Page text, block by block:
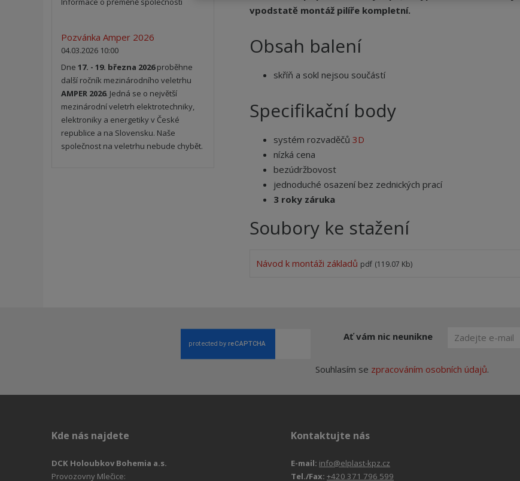
vpodstatě montáž pilíře kompletní.
Obsah balení
skříň a sokl nejsou součástí
Specifikační body
systém rozvaděčů 3D
nízká cena
bezúdržbovost
jednoduché osazení bez zednických prací
3 roky záruka
Soubory ke stažení
Návod k montáži základů pdf (119.07 Kb)
Pozvánka Amper 2026
04.03.2026 10:00
Dne17. - 19. března 2026proběhne
další ročník mezinárodního veletrhu
AMPER 2026. Jedná se o největší
mezinárodní veletrh elektrotechniky,
elektroniky a energetiky v České
republice a na Slovensku. Naše
společnost na veletrhu nebude chybět.
Ať vám nic neunikne
Souhlasím se zpracováním osobních údajů.
Kde nás najdete
DCK Holoubkov Bohemia a.s.
Provozovny Mlečice:
Kontaktujte nás
E-mail: info@elplast-kpz.cz
Tel./Fax:+420 371 796 599